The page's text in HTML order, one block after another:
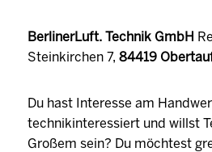
BerlinerLuft. Technik GmbH
Steinkirchen 7, 84419
Du hast Interesse am
technikinteressiert und willst
Großem sein? Du möchtest